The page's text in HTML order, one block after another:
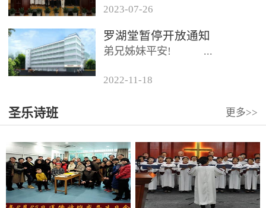
联合诗班在叶海莲牧师的带领
下，先后到访基督教和平堂、深
圳堂。 上午和平堂教...
2023-07-26
罗湖堂暂停开放通知
弟兄姊妹平安! ...
2022-11-18
圣乐诗班 更多>>